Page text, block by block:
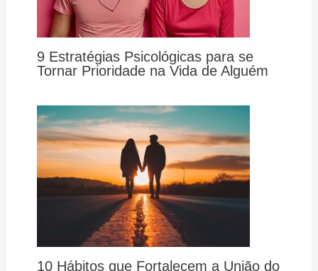
9 Estratégias Psicológicas para se
Tornar Prioridade na Vida de Alguém
10 Hábitos que Fortalecem a União do